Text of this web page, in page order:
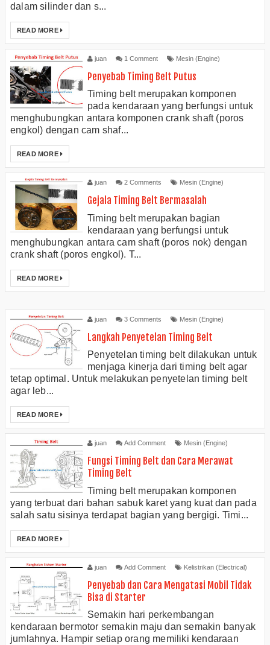
dalam silinder dan s...
READ MORE
juan 1 Comment Mesin (Engine)
Penyebab Timing Belt Putus
Timing belt merupakan komponen
pada kendaraan yang berfungsi untuk
menghubungkan antara komponen crank shaft (poros
engkol) dengan cam shaf...
READ MORE
juan 2 Comments Mesin (Engine)
Gejala Timing Belt Bermasalah
Timing belt merupakan bagian
kendaraan yang berfungsi untuk
menghubungkan antara cam shaft (poros nok) dengan
crank shaft (poros engkol). T...
READ MORE
juan 3 Comments Mesin (Engine)
Langkah Penyetelan Timing Belt
Penyetelan timing belt dilakukan untuk
menjaga kinerja dari timing belt agar
tetap optimal. Untuk melakukan penyetelan timing belt
agar leb...
READ MORE
juan Add Comment Mesin (Engine)
Fungsi Timing Belt dan Cara Merawat
Timing Belt
Timing belt merupakan komponen
yang terbuat dari bahan sabuk karet yang kuat dan pada
salah satu sisinya terdapat bagian yang bergigi. Timi...
READ MORE
juan Add Comment Kelistrikan (Electrical)
Penyebab dan Cara Mengatasi Mobil Tidak
Bisa di Starter
Semakin hari perkembangan
kendaraan bermotor semakin maju dan semakin banyak
jumlahnya. Hampir setiap orang memiliki kendaraan